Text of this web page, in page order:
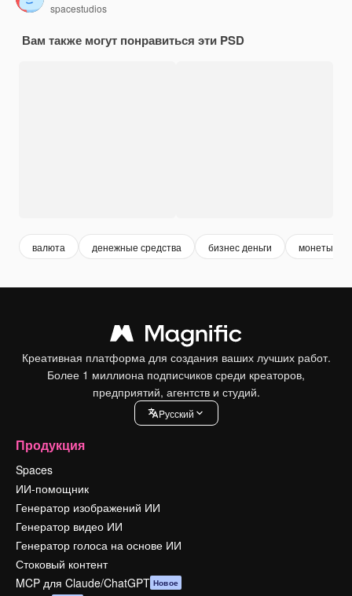
spacestudios
Вам также могут понравиться эти PSD
валюта денежные средства бизнес деньги монеты
Креативная платформа для создания ваших лучших работ.
Более 1 миллиона подписчиков среди креаторов,
предприятий, агентств и студий.
Pусский
Продукция
Spaces
ИИ-помощник
Генератор изображений ИИ
Генератор видео ИИ
Генератор голоса на основе ИИ
Стоковый контент
MCP для Claude/ChatGPT Новое